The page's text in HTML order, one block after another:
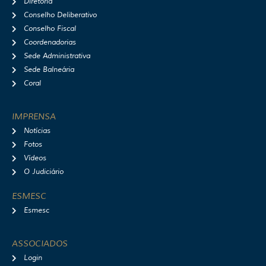
Conselho Deliberativo
Conselho Fiscal
Coordenadorias
Sede Administrativa
Sede Balneária
Coral
IMPRENSA
Notícias
Fotos
Vídeos
O Judiciário
ESMESC
Esmesc
ASSOCIADOS
Login